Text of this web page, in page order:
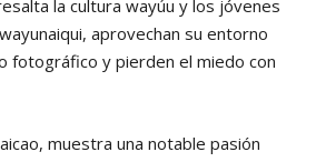
la cultura wayúu y los jóvenes
aprovechan su entorno
fotográfico y pierden el miedo con
muestra una notable pasión